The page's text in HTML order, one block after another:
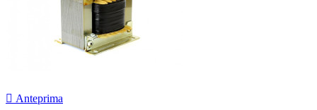
 Anteprima